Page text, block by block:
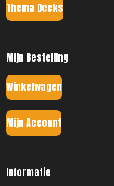
Thema Decks
Mijn Bestelling
Winkelwagen
Mijn Account
Informatie